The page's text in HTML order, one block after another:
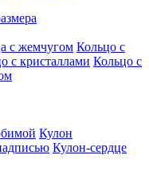
с жемчугом Кольцо с
с кристаллами Кольцо с
Кулон
Кулон-сердце